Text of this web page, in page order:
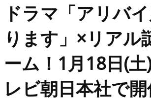
ドラマ「アリバ
ります」×リアル
ーム！1月18日(
レビ朝日本社で開